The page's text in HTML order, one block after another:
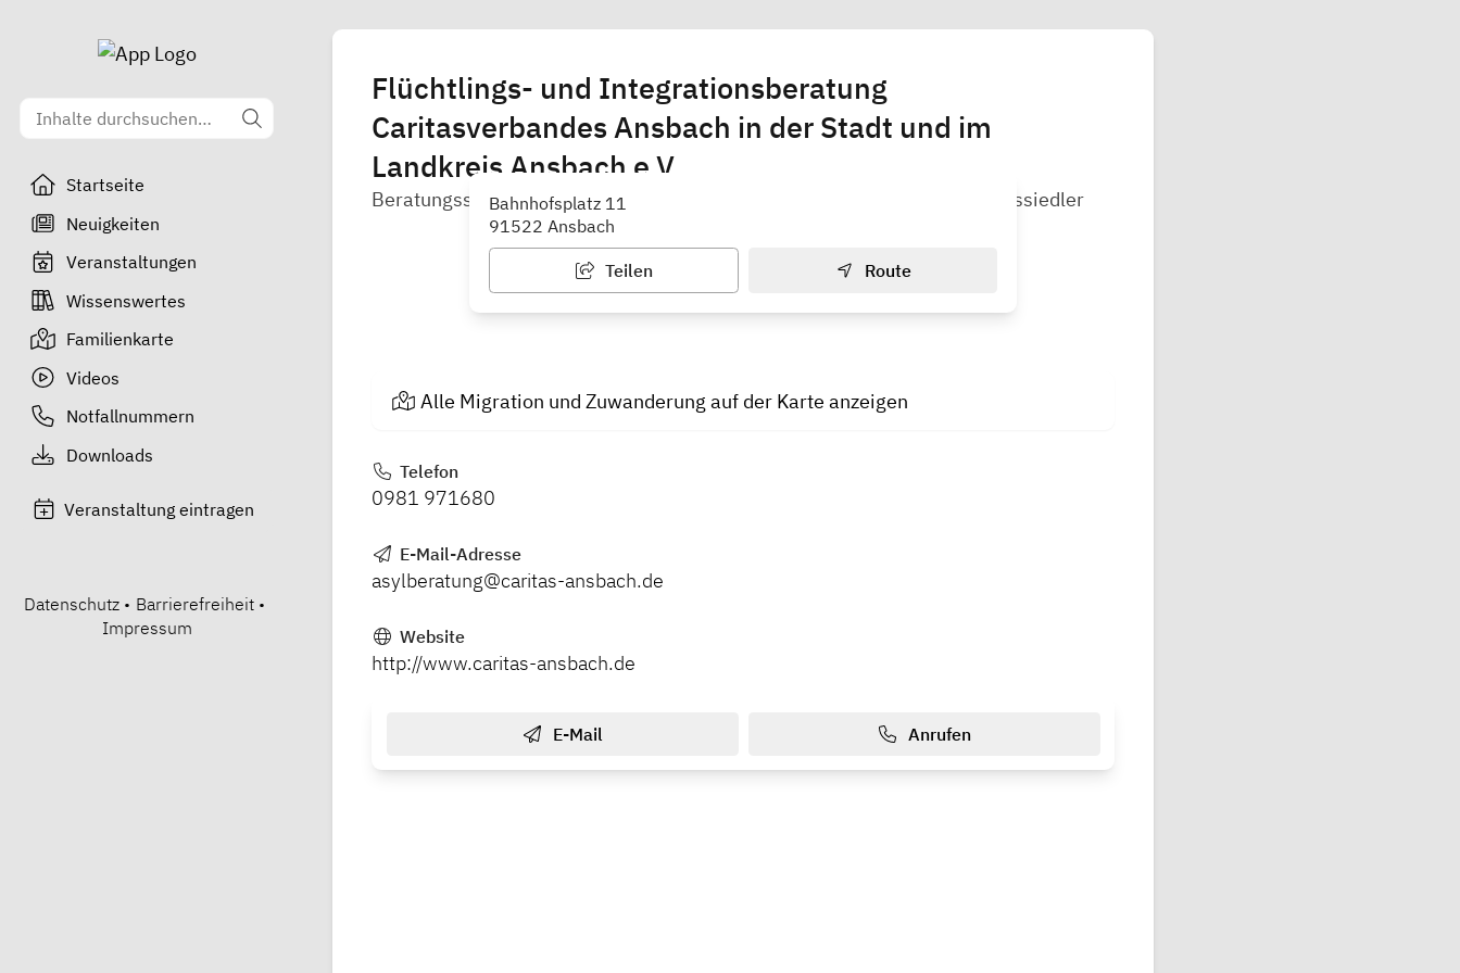
Startseite
Neuigkeiten
Veranstaltungen
Wissenswertes
Familienkarte
Videos
Notfallnummern
Downloads
Veranstaltung eintragen
Datenschutz • Barrierefreiheit •
Impressum
Flüchtlings- und Integrationsberatung
Caritasverbandes Ansbach in der Stadt und im
Landkreis Ansbach e.V.
Beratungsstelle für Asylbewerber, Anerkannte, EU-Migranten und Spätaussiedler
Bahnhofsplatz 11
91522 Ansbach
Teilen Route
Alle Migration und Zuwanderung auf der Karte anzeigen
Telefon
0981 971680
E-Mail-Adresse
asylberatung@caritas-ansbach.de
Website
http://www.caritas-ansbach.de
E-Mail Anrufen